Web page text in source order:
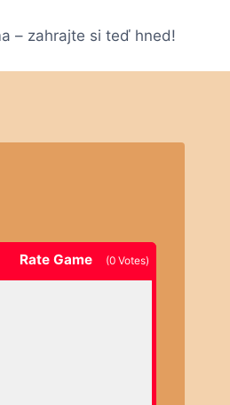
– zahrajte si teď hned!
Rate Game (0 Votes)